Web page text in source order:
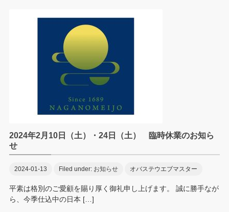
2024年2月10日（土）・24日（土） 臨時休業のお知ら
せ
2024-01-13 Filed under: お知らせ オバステウエブマスター
平素は格別のご愛顧を賜り厚く御礼申し上げます。 誠に勝手なが
ら、今季仕込中の日本 […]